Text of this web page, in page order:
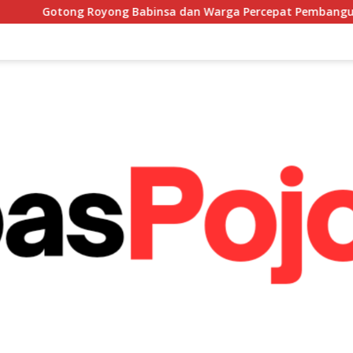
Babinsa dan Warga Percepat Pembangunan Menara Tandon